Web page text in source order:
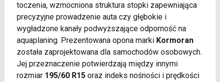
toczenia, wzmocniona struktura stopki zapewniająca
precyzyjne prowadzenie auta czy głębokie i
wygładzone kanały podwyższające odporność na
aquaplaning. Prezentowana opona marki Kormoran
została zaprojektowana dla samochodów osobowych.
Jej przeznaczenie potwierdzają między innymi
rozmiar 195/60 R15oraz indeks nośności i prędkości